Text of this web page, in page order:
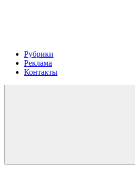
Рубрики
Реклама
Контакты